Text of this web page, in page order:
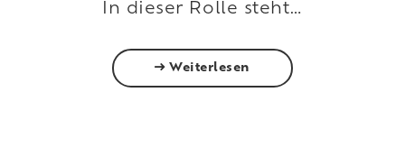
In dieser Rolle steht…
Weiterlesen